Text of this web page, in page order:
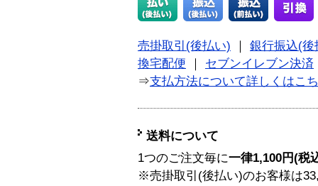
売掛取引(後払い)
銀行振込(後
換宅配便
セブンイレブン決済
⇒支払方法について詳しくはこ
送料について
1つのご注文毎に一律1,100円(税
※売掛取引(後払い)のお客様は